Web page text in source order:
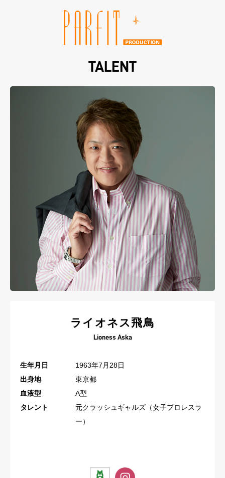
TALENT
ライオネス飛鳥
Lioness Aska
生年月日
1963年7月28日
出身地
東京都
血液型
A型
タレント
元クラッシュギャルズ（女子プロレスラ
ー）